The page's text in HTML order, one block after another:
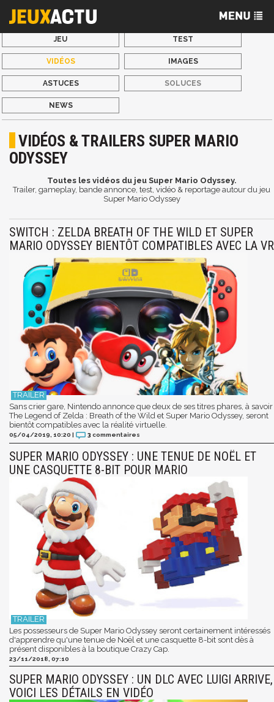
JEU TEST
VIDÉOS IMAGES
ASTUCES SOLUCES
NEWS
VIDÉOS & TRAILERS SUPER MARIO
ODYSSEY
Toutes les vidéos du jeu Super Mario Odyssey.
Trailer, gameplay, bande annonce, test, vidéo & reportage autour du jeu
Super Mario Odyssey
SWITCH : ZELDA BREATH OF THE WILD ET SUPER
MARIO ODYSSEY BIENTÔT COMPATIBLES AVEC LA VR
Sans crier gare, Nintendo annonce que deux de ses titres phares, à savoir
The Legend of Zelda : Breath of the Wild et Super Mario Odyssey, seront
bientôt compatibles avec la réalité virtuelle.
05/04/2019, 10:20 | 3 commentaires
SUPER MARIO ODYSSEY : UNE TENUE DE NOËL ET
UNE CASQUETTE 8-BIT POUR MARIO
Les possesseurs de Super Mario Odyssey seront certainement intéressés
d'apprendre qu'une tenue de Noël et une casquette 8-bit sont dès à
présent disponibles à la boutique Crazy Cap.
23/11/2018, 07:10
SUPER MARIO ODYSSEY : UN DLC AVEC LUIGI ARRIVE,
VOICI LES DÉTAILS EN VIDÉO